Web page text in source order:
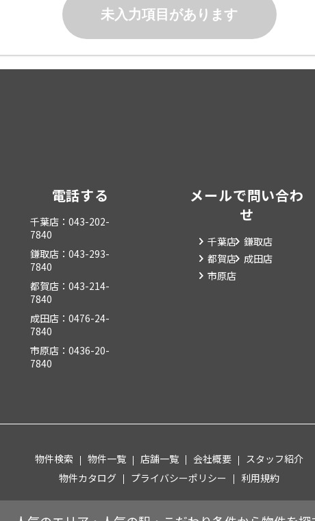
未入力項目があります
電話する
千葉店：043-202-
7840
鎌取店：043-293-
7840
都賀店：043-214-
7840
成田店：0476-24-
7840
市原店：0436-20-
7840
メールで問い合わ
せ
千葉店 鎌取店
都賀店 成田店
市原店
物件検索 物件一覧 店舗一覧 会社概要
スタッフ紹介
物件カタログ
プライバシーポリシー 利用規約